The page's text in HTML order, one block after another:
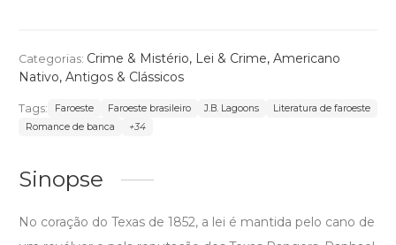
Categorias: Crime & Mistério, Lei & Crime, Americano
Nativo, Antigos & Clássicos
Tags: Faroeste Faroeste brasileiro J.B. Lagoons
Literatura de faroeste
Romance de banca
+34
Sinopse
No coração do Texas de 1852, a lei é mantida pelo cano de